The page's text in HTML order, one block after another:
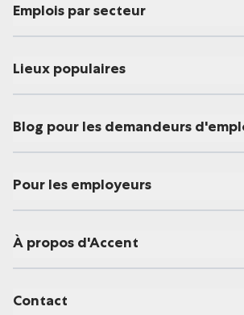
Emplois par secteur
Lieux populaires
Blog pour les demandeurs
Pour les employeurs
À propos d'Accent
Contact